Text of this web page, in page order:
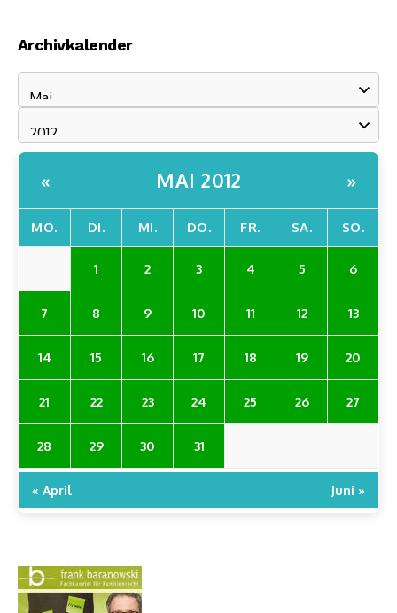
Archivkalender
« MAI 2012 »
MO. DI. MI. DO. FR. SA. SO.
1 2 3 4 5 6
7 8 9 10 11 12 13
14 15 16 17 18 19 20
21 22 23 24 25 26 27
28 29 30 31
« April Juni »